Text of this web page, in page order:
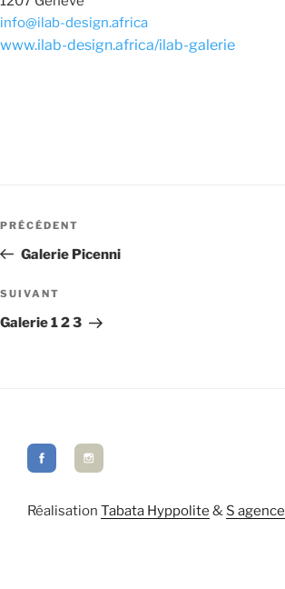
info@ilab-design.africa
www.ilab-design.africa/ilab-galerie
de
l’article
Article
précédent
PRÉCÉDENT
Galerie Picenni
Article
suivant
SUIVANT
Galerie 1 2 3
Réalisation Tabata Hyppolite & S agence